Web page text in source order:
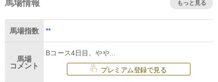
は接戦となるが、デアリングタクトに軍配が上がった。し
ぶとく食い下がったディープボンドはハナ差で4着だった。
エフフォーリアは見せ場なく6着に終わった。
馬場情報 もっと見る
馬場指数 **
馬場
コメント
Bコース4日目。やや...
プレミアム登録で見る